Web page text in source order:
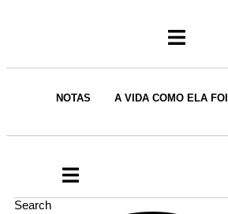
NOTAS A VIDA COMO ELA FOI
Search